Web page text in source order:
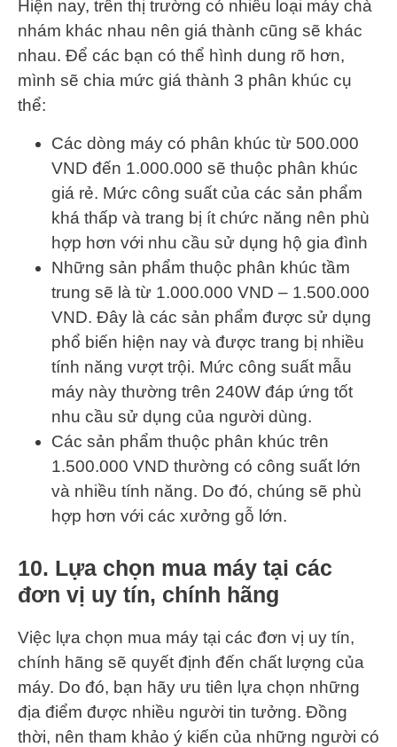
Hiện nay, trên thị trường có nhiều loại máy chà
nhám khác nhau nên giá thành cũng sẽ khác
nhau. Để các bạn có thể hình dung rõ hơn,
mình sẽ chia mức giá thành 3 phân khúc cụ
thể:
Các dòng máy có phân khúc từ 500.000
VND đến 1.000.000 sẽ thuộc phân khúc
giá rẻ. Mức công suất của các sản phẩm
khá thấp và trang bị ít chức năng nên phù
hợp hơn với nhu cầu sử dụng hộ gia đình
Những sản phẩm thuộc phân khúc tầm
trung sẽ là từ 1.000.000 VND – 1.500.000
VND. Đây là các sản phẩm được sử dụng
phổ biến hiện nay và được trang bị nhiều
tính năng vượt trội. Mức công suất mẫu
máy này thường trên 240W đáp ứng tốt
nhu cầu sử dụng của người dùng.
Các sản phẩm thuộc phân khúc trên
1.500.000 VND thường có công suất lớn
và nhiều tính năng. Do đó, chúng sẽ phù
hợp hơn với các xưởng gỗ lớn.
10. Lựa chọn mua máy tại các
đơn vị uy tín, chính hãng
Việc lựa chọn mua máy tại các đơn vị uy tín,
chính hãng sẽ quyết định đến chất lượng của
máy. Do đó, bạn hãy ưu tiên lựa chọn những
địa điểm được nhiều người tin tưởng. Đồng
thời, nên tham khảo ý kiến của những người có